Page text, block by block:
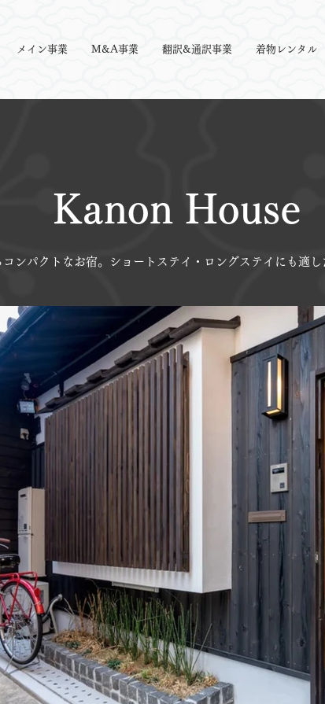
メイン事業 M&A事業 翻訳&通訳事業 着物レンタル
Kanon House
ンパクトなお宿。ショートステイ・ロングステイにも適